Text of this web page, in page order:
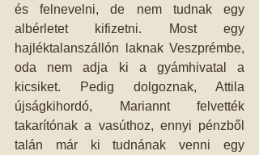
és felnevelni, de nem tudnak egy
albérletet kifizetni. Most egy
hajléktalanszállón laknak Veszprémbe,
oda nem adja ki a gyámhivatal a
kicsiket. Pedig dolgoznak, Attila
újságkihordó, Mariannt felvették
takarítónak a vasúthoz, ennyi pénzből
talán már ki tudnának venni egy